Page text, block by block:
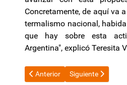
Concretamente, de aquí va
termalismo nacional,
que hay sobre esta
Argentina", explicó Teresita
Artículo anterior: Adorni ultima
Anterior Artículo
Siguiente